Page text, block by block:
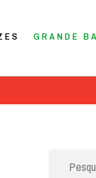
GRANDE